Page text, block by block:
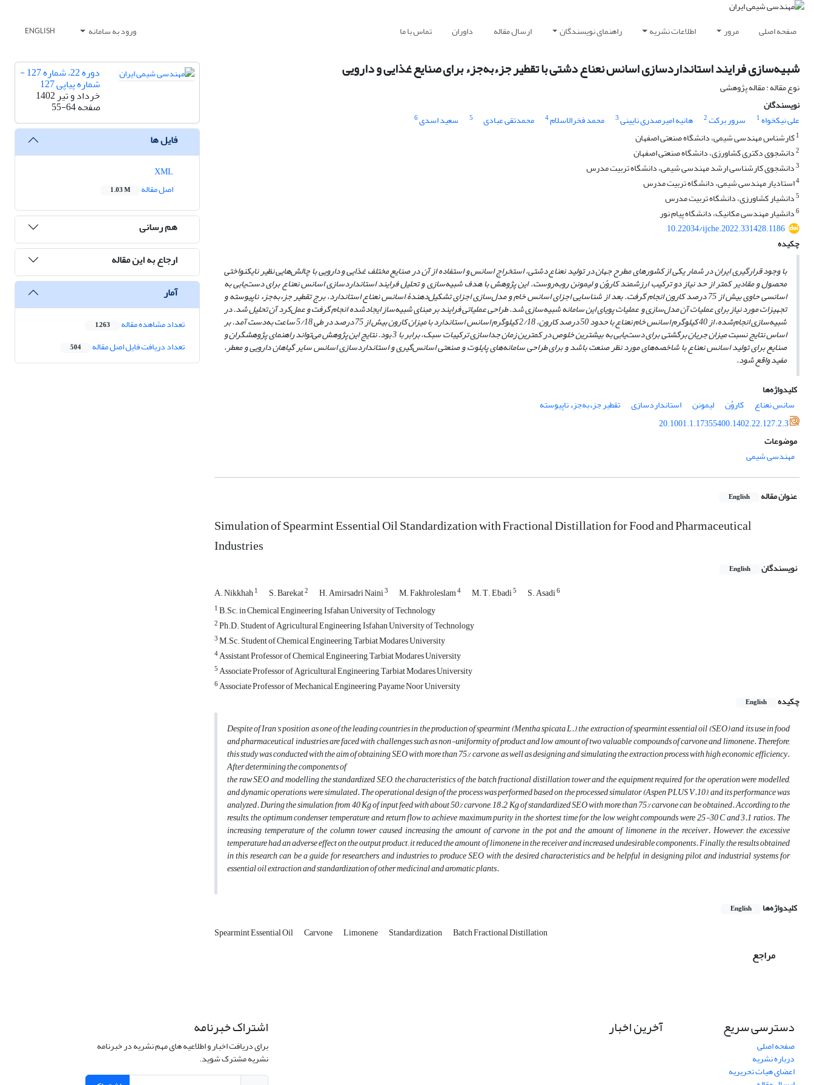
صفحه اصلی مرور اطلاعات نشریه راهنمای نویسندگان ارسال مقاله داوران تماس با ما ورود به سامانه ENGLISH
شبیه‌سازی فرایند استانداردسازی اسانس نعناع دشتی با تقطیر جزء‌به‌جزء برای صنایع غذایی و دارویی
نوع مقاله : مقاله پژوهشی
نویسندگان
علی نیکخواه1 سرور برکت2 هانیه امیرصدری نایینی3 محمد فخرالاسلام4 محمدتقی عبادی 5 سعید اسدی6
1کارشناس مهندسی شیمی، دانشگاه صنعتی اصفهان
2دانشجوی دکتری کشاورزی، دانشگاه صنعتی اصفهان
3دانشجوی کارشناسی ارشد مهندسی شیمی، دانشگاه تربیت مدرس
4استادیار مهندسی شیمی، دانشگاه تربیت مدرس
5دانشیار کشاورزی، دانشگاه تربیت مدرس
6دانشیار مهندسی مکانیک، دانشگاه پیام نور
10.22034/ijche.2022.331428.1186
چکیده
با وجود قرارگیری ایران در شمار یکی از کشورهای مطرح جهان در تولید نعناع دشتی، استخراج اسانس و استفاده از آن در صنایع مختلف غذایی و دارویی با چالش‌هایی نظیر نایکنواختی
محصول و مقادیر کمتر از حد نیاز دو ترکیب ارزشمند کاروُن و لیمونن رو‌به‌روست. این پژوهش با هدف شبیه‌سازی و تحلیل فرایند استانداردسازی اسانس نعناع برای دست‌یابی به
اسانسی حاوی بیش از 75 درصد کارون انجام گرفت. بعد از شناسایی اجزای اسانس خام و مدل‌سازی اجزای تشکیل دهندۀ اسانس نعناع استاندارد، برج تقطیر جزء‌به‌جزء ناپیوسته و
تجهیزات مورد نیاز برای عملیات آن مدل‌سازی و عملیات پویای این سامانه شبیه‌سازی شد. طراحی عملیاتی فرایند بر مبنای شبیه‌ساز ایجادشده انجام گرفت و عمل‌کرد آن تحلیل شد. در
شبیه‌سازی انجامشده، از 40 کیلوگرم اسانس خام نعناع با حدود 50 درصد کارون، 2/18 کیلوگرم اسانس استاندارد با میزان کارون بیش از 75 درصد در طی 5/18 ساعت به دست آمد. بر
اساس نتایج نسبت میزان جریان برگشتی برای دست‌یابی به بیشترین خلوص در کمترین زمان جداسازی ترکیبات سبک، برابر با 3 بود. نتایج این پژوهش می‌تواند راهنمای پژوهشگران و
صنایع برای تولید اسانس نعناع با شاخصههای مورد نظر صنعت باشد و برای طراحی سامانه‌های پایلوت و صنعتی اسانس‌گیری و استانداردسازی اسانس سایر گیاهان دارویی و معطر،
مفید واقع شود.
کلیدواژه‌ها
سانس نعناع
کاروُن لیمونن استانداردسازی
تقطیر جزءبه‌جزء ناپیوسته
20.1001.1.17355400.1402.22.127.2.3
موضوعات
مهندسی شیمی
عنوان مقاله English
Simulation of Spearmint Essential Oil Standardization with Fractional Distillation for Food and Pharmaceutical
Industries
نویسندگان English
A. Nikkhah1 S. Barekat2 H. Amirsadri Naini3 M. Fakhroleslam4 M. T. Ebadi5 S. Asadi6
1B.Sc. in Chemical Engineering, Isfahan University of Technology
2Ph.D. Student of Agricultural Engineering, Isfahan University of Technology
3M.Sc. Student of Chemical Engineering, Tarbiat Modares University
4Assistant Professor of Chemical Engineering, Tarbiat Modares University
5Associate Professor of Agricultural Engineering, Tarbiat Modares University
6Associate Professor of Mechanical Engineering, Payame Noor University
چکیده
English
Despite of Iran's position as one of the leading countries in the production of spearmint (Mentha spicata L.), the extraction of spearmint essential oil (SEO) and its use in food
and pharmaceutical industries are faced with challenges such as non-uniformity of product and low amount of two valuable compounds of carvone and limonene. Therefore,
this study was conducted with the aim of obtaining SEO with more than 75% carvone, as well as designing and simulating the extraction process with high economic efficiency.
After determining the components of
the raw SEO and modelling the standardized SEO, the characteristics of the batch fractional distillation tower and the equipment required for the operation were modelled,
and dynamic operations were simulated. The operational design of the process was performed based on the processed simulator (Aspen PLUS V.10), and its performance was
analyzed. During the simulation, from 40 Kg of input feed with about 50% carvone, 18.2 Kg of standardized SEO with more than 75% carvone can be obtained. According to the
results, the optimum condenser temperature and return flow to achieve maximum purity in the shortest time for the low weight compounds were 25-30°C and 3.1 ratios. The
increasing temperature of the column tower caused increasing the amount of carvone in the pot and the amount of limonene in the receiver. However, the excessive
temperature had an adverse effect on the output product; it reduced the amount of limonene in the receiver and increased undesirable components. Finally, the results obtained
in this research can be a guide for researchers and industries to produce SEO with the desired characteristics and be helpful in designing pilot and industrial systems for
essential oil extraction and standardization of other medicinal and aromatic plants.
کلیدواژه‌ها English
Spearmint Essential Oil Carvone Limonene Standardization Batch Fractional Distillation
مراجع
دوره 22، شماره 127 -
شماره پیاپی 127
خرداد و تیر 1402
صفحه55-64
فایل ها
اصل مقاله
1.03 M
هم رسانی
ارجاع به این مقاله
آمار
تعداد مشاهده مقاله 1,263
تعداد دریافت فایل اصل مقاله 504
دسترسی سریع
صفحه اصلی
درباره نشریه
اعضای هیات تحریریه
آخرین اخبار اشتراک خبرنامه
برای دریافت اخبار و اطلاعیه های مهم نشریه در خبرنامه
نشریه مشترک شوید.